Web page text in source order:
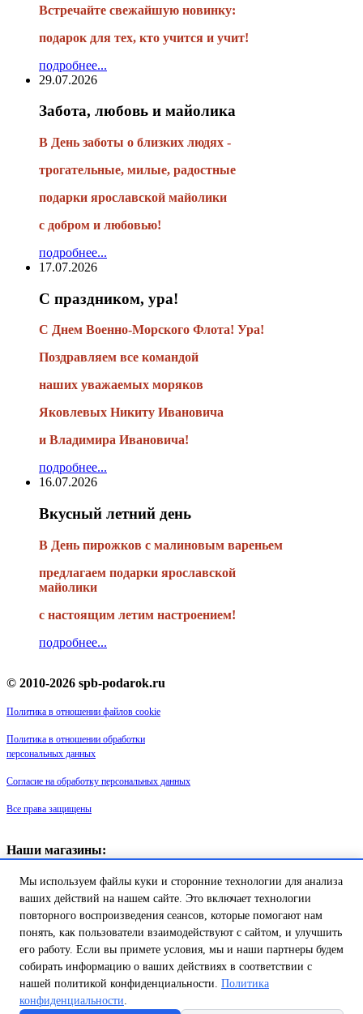
Встречайте свежайшую новинку:
подарок для тех, кто учится и учит!
подробнее...
29.07.2026
Забота, любовь и майолика
В День заботы о близких людях -
трогательные, милые, радостные
подарки ярославской майолики
с добром и любовью!
подробнее...
17.07.2026
С праздником, ура!
С Днем Военно-Морского Флота! Ура!
Поздравляем все командой
наших уважаемых моряков
Яковлевых Никиту Ивановича
и Владимира Ивановича!
подробнее...
16.07.2026
Вкусный летний день
В День пирожков с малиновым вареньем
предлагаем подарки ярославской
майолики
с настоящим летим настроением!
подробнее...
© 2010-2026 spb-podarok.ru
Политика в отношении файлов cookie
Политика в отношении обработки
персональных данных
Согласие на обработку персональных данных
Все права защищены
Наши магазины:
ДК им. Крупской, 1 этаж зал «Синий»
Магазин «Сувенир Кронштадта» - г. Кронштадт, ул. Петровская дом
16/2
Товар успешно добавлен в
корзину!
Мы используем файлы куки и сторонние технологии для анализа
ваших действий на нашем сайте. Это включает технологии
повторного воспроизведения сеансов, которые помогают нам
понять, как пользователи взаимодействуют с сайтом, и улучшить
его работу. Если вы примете условия, мы и наши партнеры будем
собирать информацию о ваших действиях в соответствии с
нашей политикой конфиденциальности. Политика
конфиденциальности.